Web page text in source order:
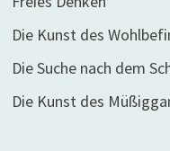
Die Kunst des
Die Suche nach dem
Die Kunst des